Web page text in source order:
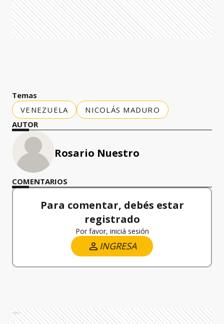
Temas
VENEZUELA
NICOLÁS MADURO
AUTOR
Rosario Nuestro
COMENTARIOS
Para comentar, debés estar
registrado
Por favor, iniciá sesión
INGRESA
Ads